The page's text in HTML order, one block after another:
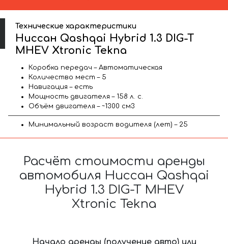
Технические характеристики
Ниссан Qashqai Hybrid 1.3 DIG-T
MHEV Xtronic Tekna
Коробка передач – Автоматическая
Количество мест – 5
Навигация – есть
Мощность двигателя – 158 л. с.
Объём двигателя – ~1300 см3
Минимальный возраст водителя (лет) – 25
Расчёт стоимости аренды
автомобиля Ниссан Qashqai
Hybrid 1.3 DIG-T MHEV
Xtronic Tekna
Начало аренды (получение авто) или